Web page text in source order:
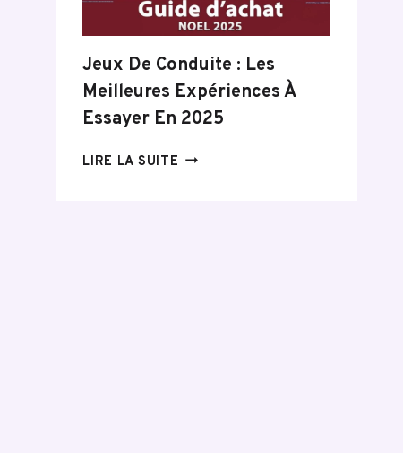
À
PRIVILÉGIER
Jeux De Conduite : Les
Meilleures Expériences À
Essayer En 2025
LIRE LA SUITE JEUX